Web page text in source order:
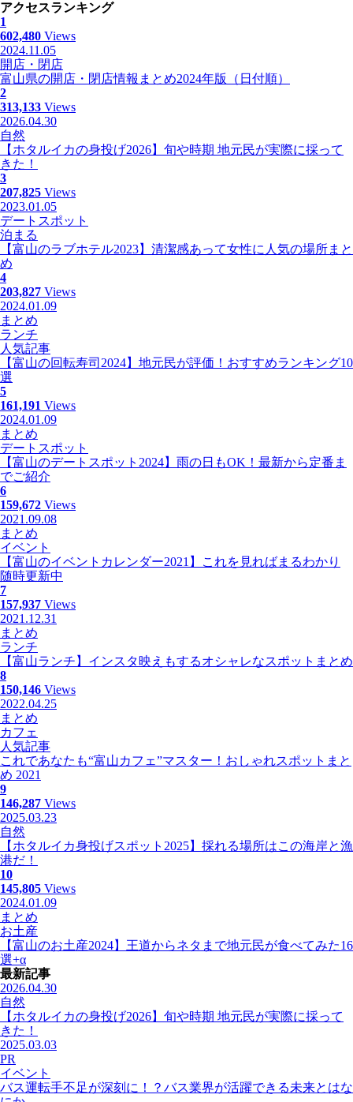
アクセスランキング
1
602,480 Views
2024.11.05
開店・閉店
富山県の開店・閉店情報まとめ2024年版（日付順）
2
313,133 Views
2026.04.30
自然
【ホタルイカの身投げ2026】旬や時期 地元民が実際に採って
きた！
3
207,825 Views
2023.01.05
デートスポット
泊まる
【富山のラブホテル2023】清潔感あって女性に人気の場所まと
め
4
203,827 Views
2024.01.09
まとめ
ランチ
人気記事
【富山の回転寿司2024】地元民が評価！おすすめランキング10
選
5
161,191 Views
2024.01.09
まとめ
デートスポット
【富山のデートスポット2024】雨の日もOK！最新から定番ま
でご紹介
6
159,672 Views
2021.09.08
まとめ
イベント
【富山のイベントカレンダー2021】これを見ればまるわかり
随時更新中
7
157,937 Views
2021.12.31
まとめ
ランチ
【富山ランチ】インスタ映えもするオシャレなスポットまとめ
8
150,146 Views
2022.04.25
まとめ
カフェ
人気記事
これであなたも“富山カフェ”マスター！おしゃれスポットまと
め 2021
9
146,287 Views
2025.03.23
自然
【ホタルイカ身投げスポット2025】採れる場所はこの海岸と漁
港だ！
10
145,805 Views
2024.01.09
まとめ
お土産
【富山のお土産2024】王道からネタまで地元民が食べてみた16
選+α
最新記事
2026.04.30
自然
【ホタルイカの身投げ2026】旬や時期 地元民が実際に採って
きた！
2025.03.03
PR
イベント
バス運転手不足が深刻に！？バス業界が活躍できる未来とはな